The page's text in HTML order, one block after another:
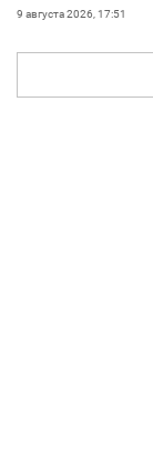
9 августа 2026, 17:51